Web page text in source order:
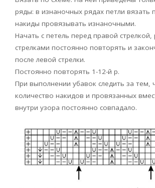
ряды: в изнаночных рядах петли вязать
накиды провязывать изнаночными.
Начать с петель перед правой
стрелками постоянно повторять и
после левой стрелки.
Постоянно повторять 1-12-й р.
При выполнении убавок следить за тем,
количество накидов и провязанных
внутри узора постоянно совпадало.